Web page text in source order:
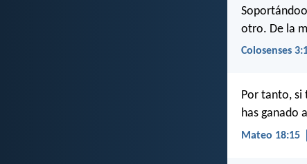
otro. De la
Colosenses
Por tanto, si
has ganado
Mateo 18:15